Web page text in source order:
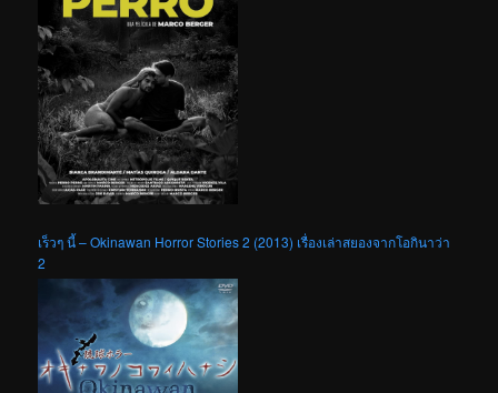
เร็วๆ นี้ – Okinawan Horror Stories 2 (2013) เรื่องเล่าสยองจากโอกินาว่า
2